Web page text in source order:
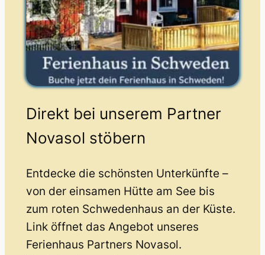
Direkt bei unserem Partner
Novasol stöbern
Entdecke die schönsten Unterkünfte –
von der einsamen Hütte am See bis
zum roten Schwedenhaus an der Küste.
Link öffnet das Angebot unseres
Ferienhaus Partners Novasol.